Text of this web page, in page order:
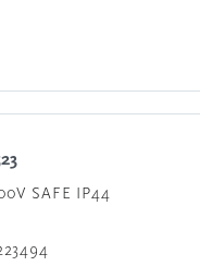
SAFE IP44